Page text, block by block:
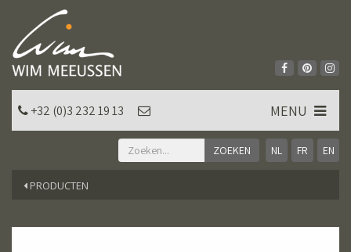
NL FR EN
+32 (0)3 232 19 13 MENU
PRODUCTEN